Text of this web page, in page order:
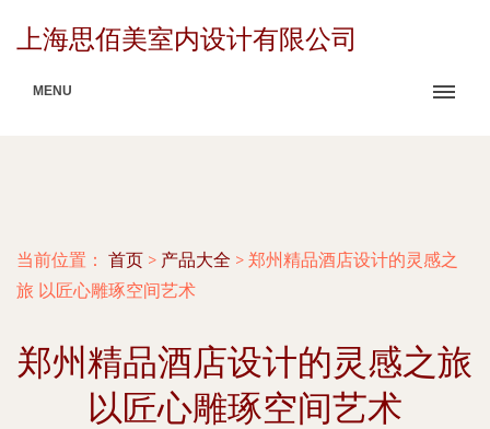
上海思佰美室内设计有限公司
MENU
当前位置： 首页 > 产品大全 > 郑州精品酒店设计的灵感之
旅 以匠心雕琢空间艺术
郑州精品酒店设计的灵感之旅
以匠心雕琢空间艺术